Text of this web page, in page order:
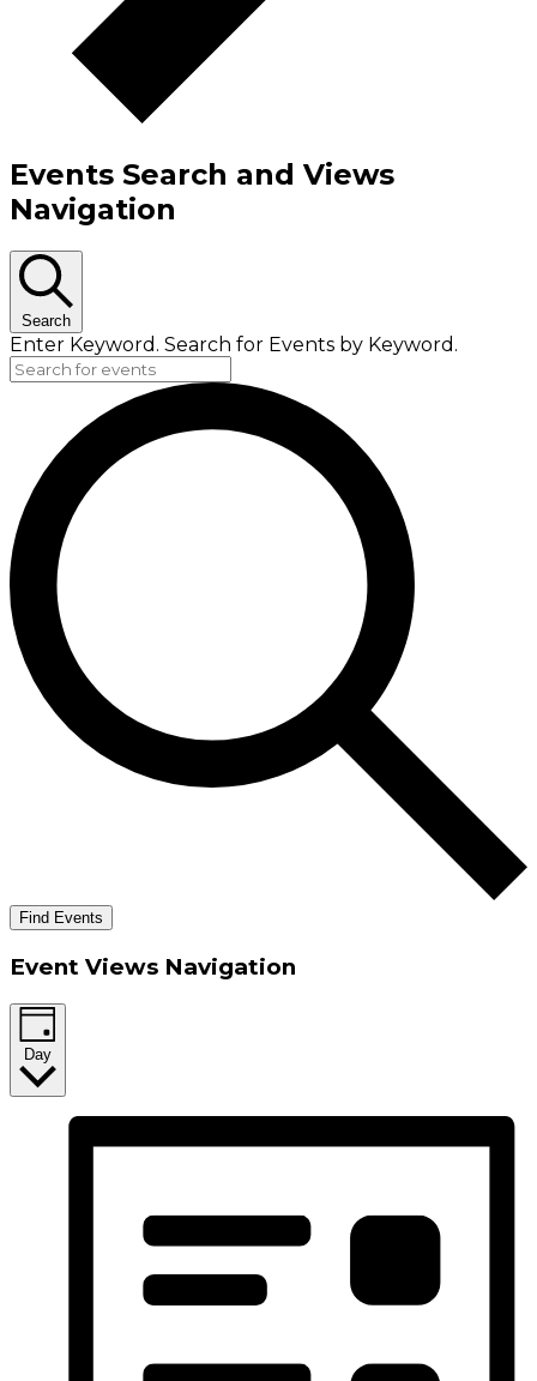
Events Search and Views
Navigation
Search
Enter Keyword. Search for Events by Keyword.
Find Events
Event Views Navigation
Day